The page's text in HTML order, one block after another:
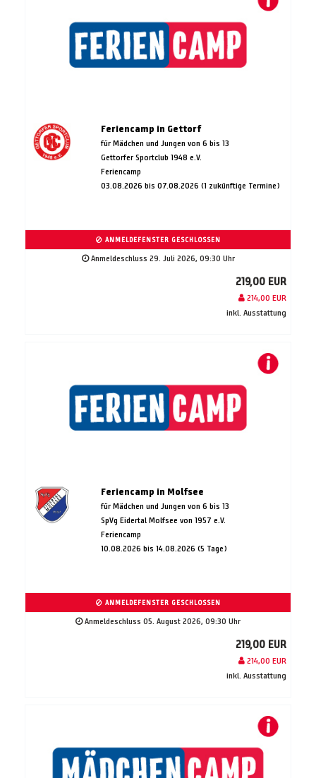
Feriencamp in Gettorf
für Mädchen und Jungen von 6 bis 13
Gettorfer Sportclub 1948 e.V.
Feriencamp
03.08.2026 bis 07.08.2026 (1 zukünftige Termine)
ANMELDEFENSTER GESCHLOSSEN
Anmeldeschluss 29. Juli 2026, 09:30 Uhr
219,00 EUR
214,00 EUR
inkl. Ausstattung
Feriencamp in Molfsee
für Mädchen und Jungen von 6 bis 13
SpVg Eidertal Molfsee von 1957 e.V.
Feriencamp
10.08.2026 bis 14.08.2026 (5 Tage)
ANMELDEFENSTER GESCHLOSSEN
Anmeldeschluss 05. August 2026, 09:30 Uhr
219,00 EUR
214,00 EUR
inkl. Ausstattung